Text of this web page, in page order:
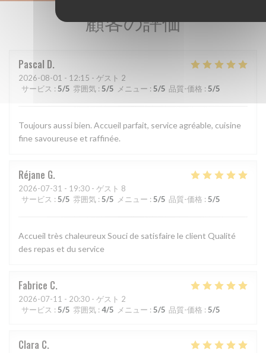
顧客の評価
Pascal D
2026-08-01 - 12:15 - ゲスト 2
サービス : 5/5 雰囲気 : 5/5 メニュー : 5/5 品質-価格 : 5/5
Toujours aussi bien. Accueil parfait, service agréable, cuisine
fine savoureuse et raffinée.
Réjane G
2026-07-31 - 19:30 - ゲスト 8
サービス : 5/5 雰囲気 : 5/5 メニュー : 5/5 品質-価格 : 5/5
Accueil très chaleureux Souci de satisfaire le client Qualité
des repas et du service
Fabrice C
2026-07-11 - 20:30 - ゲスト 2
サービス : 5/5 雰囲気 : 4/5 メニュー : 5/5 品質-価格 : 5/5
Clara C